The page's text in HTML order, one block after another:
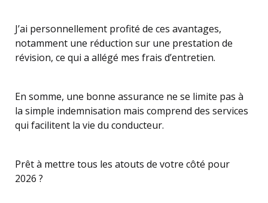
J’ai personnellement profité de ces avantages,
notamment une réduction sur une prestation de
révision, ce qui a allégé mes frais d’entretien.
En somme, une bonne assurance ne se limite pas à
la simple indemnisation mais comprend des services
qui facilitent la vie du conducteur.
Prêt à mettre tous les atouts de votre côté pour
2026 ?